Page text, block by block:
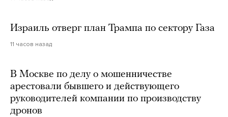
Израиль отверг план Трампа по сектору Газа
11 часов назад
В Москве по делу о мошенничестве
арестовали бывшего и действующего
руководителей компании по производству
дронов